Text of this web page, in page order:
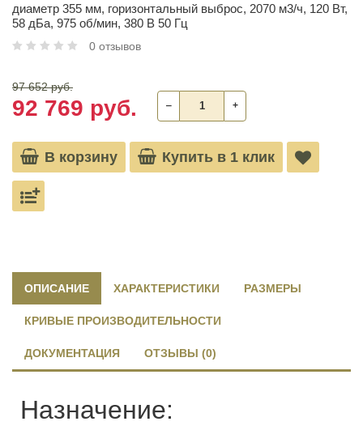
диаметр 355 мм, горизонтальный выброс, 2070 м3/ч, 120 Вт,
58 дБа, 975 об/мин, 380 В 50 Гц
0 отзывов
97 652 руб.
92 769 руб. ‒ +
В корзину Купить в 1 клик
ОПИСАНИЕ ХАРАКТЕРИСТИКИ РАЗМЕРЫ
КРИВЫЕ ПРОИЗВОДИТЕЛЬНОСТИ
ДОКУМЕНТАЦИЯ ОТЗЫВЫ (0)
Назначение: